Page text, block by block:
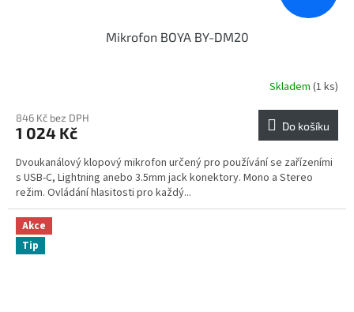
Mikrofon BOYA BY-DM20
Skladem (1 ks)
846 Kč bez DPH
1 024 Kč Do košíku
Dvoukanálový klopový mikrofon určený pro používání se zařízeními
s USB-C, Lightning anebo 3.5mm jack konektory. Mono a Stereo
režim. Ovládání hlasitosti pro každý...
Akce
Tip